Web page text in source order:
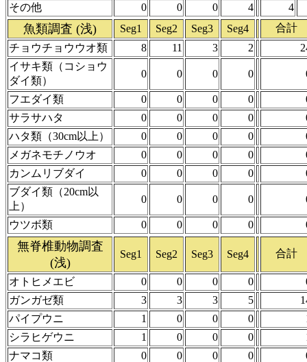
その他
0 0 0 4 4
魚類調査 (浅) Seg1 Seg2 Seg3 Seg4
合計
チョウチョウウオ類
8 11 3 2
イサキ類（コショウ
ダイ類）
0 0 0 0
フエダイ類 0 0 0 0
サラサハタ
0 0 0 0
ハタ類（30cm以上）
0 0 0 0
メガネモチノウオ
0 0 0 0
カンムリブダイ
0 0 0 0
ブダイ類（20cm以
上）
0 0 0 0
ウツボ類 0 0 0 0
無脊椎動物調査
(浅)
Seg1 Seg2 Seg3 Seg4 合計
オトヒメエビ 0 0 0 0
ガンガゼ類
3 3 3 5
パイプウニ
1 0 0 0
シラヒゲウニ
1 0 0 0
ナマコ類
0 0 0 0